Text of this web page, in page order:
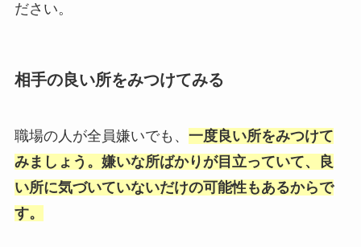
ださい。
相手の良い所をみつけてみる
職場の人が全員嫌いでも、 一度良い所をみつけて
みましょう。嫌いな所ばかりが目立っていて、良
い所に気づいていないだけの可能性もあるからで
す。